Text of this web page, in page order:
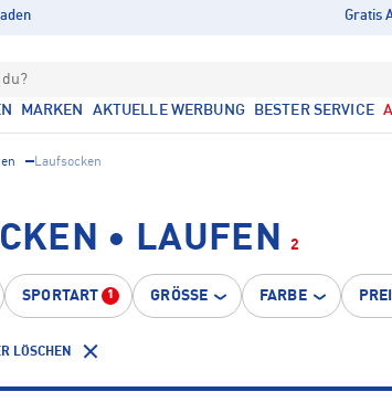
Gratis
du?
MARKEN AKTUELLE WERBUNG BESTER SERVICE
Laufsocken
• LAUFEN 2
SPORTART 1 GRÖSSE FARBE
LÖSCHEN